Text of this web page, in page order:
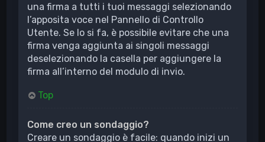
una firma a tutti i tuoi messaggi selezionando
l’apposita voce nel Pannello di Controllo
Utente. Se lo si fa, è possibile evitare che una
firma venga aggiunta ai singoli messaggi
deselezionando la casella per aggiungere la
firma all’interno del modulo di invio.
Top
Come creo un sondaggio?
Creare un sondaggio è facile: quando inizi un